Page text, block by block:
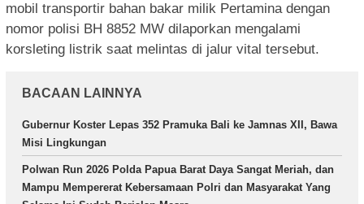
mobil transportir bahan bakar milik Pertamina dengan
nomor polisi BH 8852 MW dilaporkan mengalami
korsleting listrik saat melintas di jalur vital tersebut.
BACAAN LAINNYA
Gubernur Koster Lepas 352 Pramuka Bali ke Jamnas XII, Bawa
Misi Lingkungan
Polwan Run 2026 Polda Papua Barat Daya Sangat Meriah, dan
Mampu Mempererat Kebersamaan Polri dan Masyarakat Yang